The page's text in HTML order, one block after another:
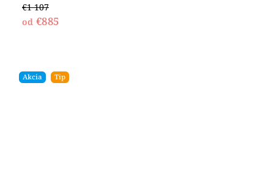
€1 107
od €885
Akcia Tip